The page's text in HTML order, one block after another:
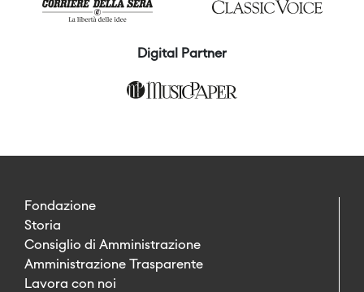
Digital Partner
Fondazione
Storia
Consiglio di Amministrazione
Amministrazione Trasparente
Lavora con noi